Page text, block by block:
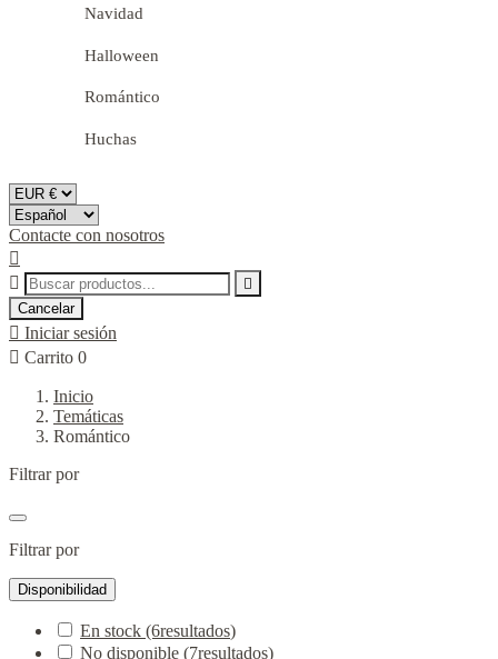
Navidad
Halloween
Romántico
Huchas
Contacte con nosotros



Cancelar
 Iniciar sesión
 Carrito 0
Inicio
Temáticas
Romántico
Filtrar por
Filtrar por
Disponibilidad
En stock (6resultados)
No disponible (7resultados)